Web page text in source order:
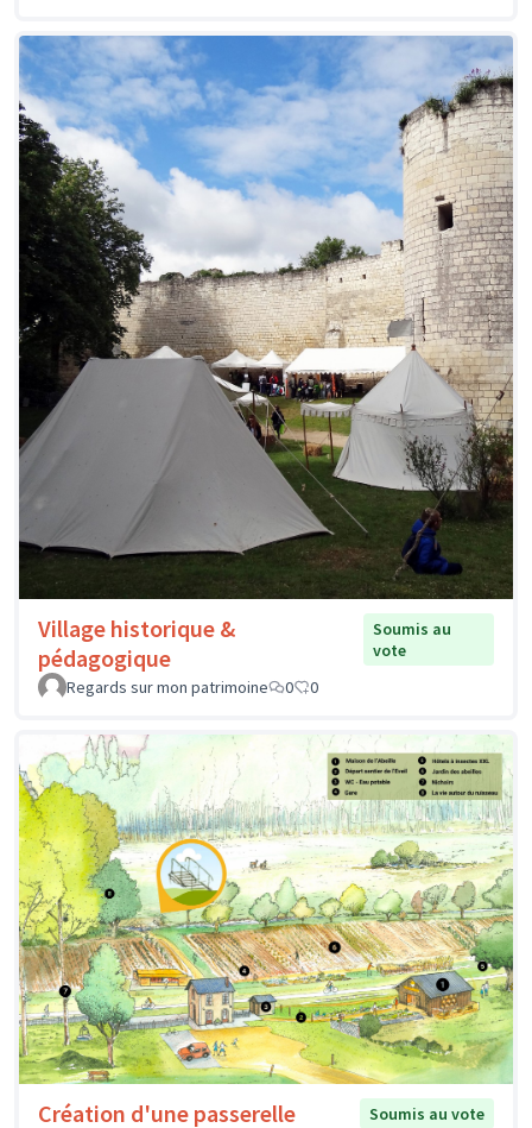
Village historique &
pédagogique
Soumis au
vote
Regards sur mon patrimoine
0 0
Création d'une passerelle
Soumis au vote